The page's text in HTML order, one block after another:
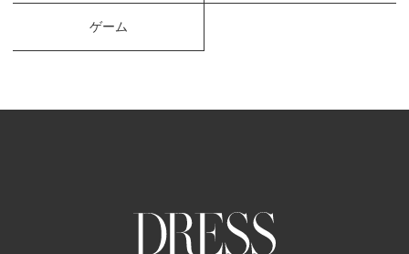
ゲーム